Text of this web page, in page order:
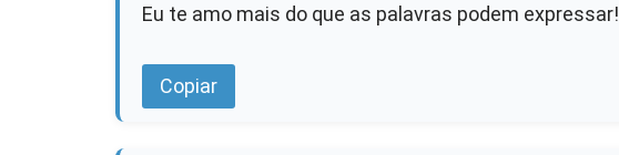
Eu te amo mais do que as palavras podem expressar!
Copiar